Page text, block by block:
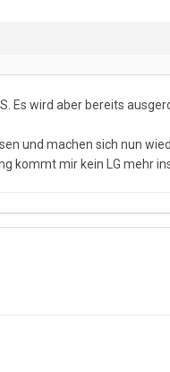
Es wird aber bereits
und machen sich nun
kommt mir kein LG mehr